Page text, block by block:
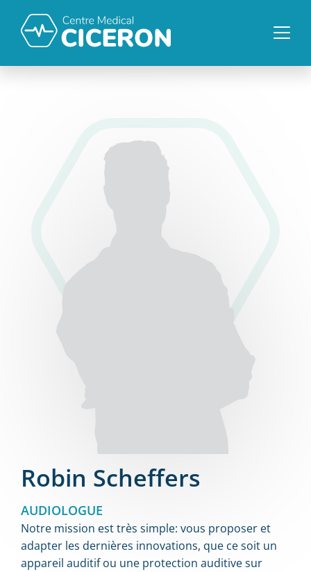
Robin Scheffers
AUDIOLOGUE
Notre mission est très simple: vous proposer et
adapter les dernières innovations, que ce soit un
appareil auditif ou une protection auditive sur